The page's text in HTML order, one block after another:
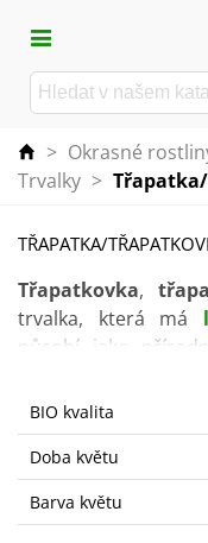
> Okrasné
Trvalky >
TŘAPATKA/
Třapatkovka,
trvalka, která má l
působí jako
Jedná se o
do trvalkového
Skvěle vynikne i jako
Rostlinadobře
BIO kvalita
Doba květu
Barva květu